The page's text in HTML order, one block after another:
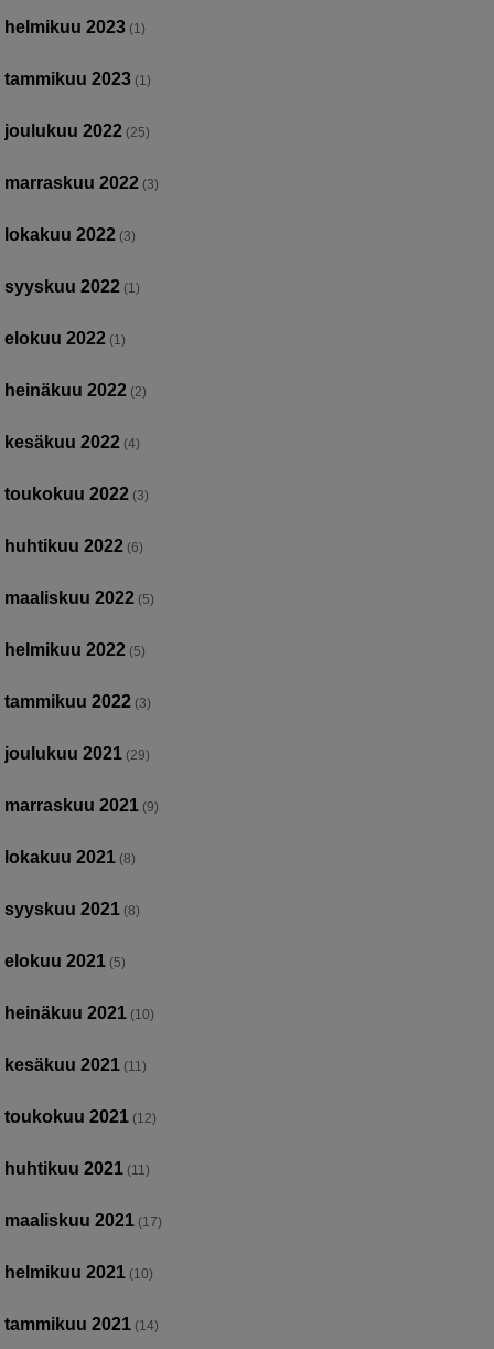
helmikuu 2023 (1)
tammikuu 2023 (1)
joulukuu 2022 (25)
marraskuu 2022 (3)
lokakuu 2022 (3)
syyskuu 2022 (1)
elokuu 2022 (1)
heinäkuu 2022 (2)
kesäkuu 2022 (4)
toukokuu 2022 (3)
huhtikuu 2022 (6)
maaliskuu 2022 (5)
helmikuu 2022 (5)
tammikuu 2022 (3)
joulukuu 2021 (29)
marraskuu 2021 (9)
lokakuu 2021 (8)
syyskuu 2021 (8)
elokuu 2021 (5)
heinäkuu 2021 (10)
kesäkuu 2021 (11)
toukokuu 2021 (12)
huhtikuu 2021 (11)
maaliskuu 2021 (17)
helmikuu 2021 (10)
tammikuu 2021 (14)